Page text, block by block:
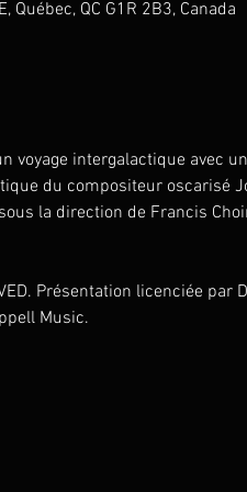
Québec, QC G1R 2B3, Canada
voyage intergalactique avec
du compositeur oscarisé
la direction de Francis
Présentation licenciée
Music.